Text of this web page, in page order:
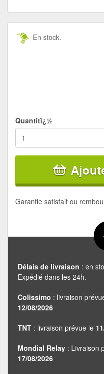
En stock.
Quantitï¿½
Garantie satisfait ou
Délais de livraison : en
Expédié dans les 24h.
Colissimo : livraison
12/08/2026
TNT : livraison prévue le
Mondial Relay : Livraison
17/08/2026